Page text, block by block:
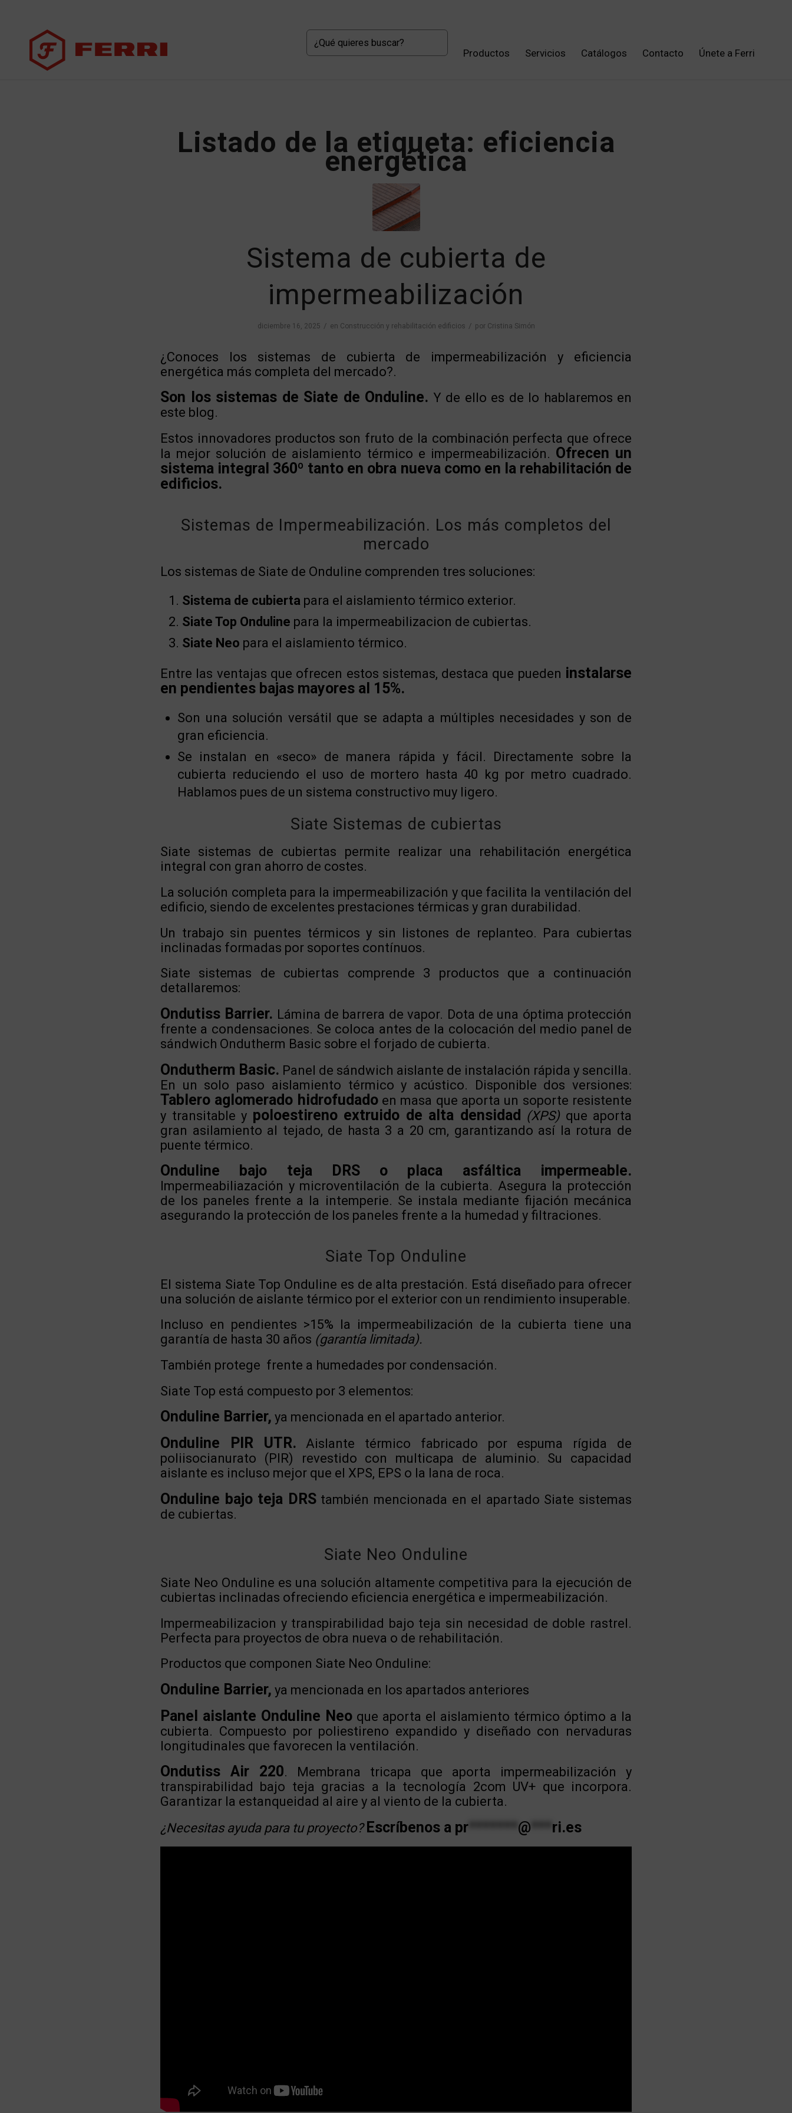
Productos Servicios Catálogos Contacto Únete a Ferri
Listado de la etiqueta: eficiencia
energética
Sistema de cubierta de
impermeabilización
diciembre 16, 2025 / en Construcción y rehabilitación edificios / por Cristina Simón
¿Conoces los sistemas de cubierta de impermeabilización y eficiencia
energética más completa del mercado?.
Son los sistemas de Siate de Onduline. Y de ello es de lo hablaremos en
este blog.
Estos innovadores productos son fruto de la combinación perfecta que ofrece
la mejor solución de aislamiento térmico e impermeabilización. Ofrecen un
sistema integral 360º tanto en obra nueva como en la rehabilitación de
edificios.
Sistemas de Impermeabilización. Los más completos del
mercado
Los sistemas de Siate de Onduline comprenden tres soluciones:
Sistema de cubierta para el aislamiento térmico exterior.
Siate Top Onduline para la impermeabilizacion de cubiertas.
Siate Neo para el aislamiento térmico.
Entre las ventajas que ofrecen estos sistemas, destaca que pueden instalarse
en pendientes bajas mayores al 15%.
Son una solución versátil que se adapta a múltiples necesidades y son de
gran eficiencia.
Se instalan en «seco» de manera rápida y fácil. Directamente sobre la
cubierta reduciendo el uso de mortero hasta 40 kg por metro cuadrado.
Hablamos pues de un sistema constructivo muy ligero.
Siate Sistemas de cubiertas
Siate sistemas de cubiertas permite realizar una rehabilitación energética
integral con gran ahorro de costes.
La solución completa para la impermeabilización y que facilita la ventilación del
edificio, siendo de excelentes prestaciones térmicas y gran durabilidad.
Un trabajo sin puentes térmicos y sin listones de replanteo. Para cubiertas
inclinadas formadas por soportes contínuos.
Siate sistemas de cubiertas comprende 3 productos que a continuación
detallaremos:
Ondutiss Barrier. Lámina de barrera de vapor. Dota de una óptima protección
frente a condensaciones. Se coloca antes de la colocación del medio panel de
sándwich Ondutherm Basic sobre el forjado de cubierta.
Ondutherm Basic. Panel de sándwich aislante de instalación rápida y sencilla.
En un solo paso aislamiento térmico y acústico. Disponible dos versiones:
Tablero aglomerado hidrofudadoen masa que aporta un soporte resistente
y transitable y poloestireno extruido de alta densidad (XPS) que aporta
gran asilamiento al tejado, de hasta 3 a 20 cm, garantizando así la rotura de
puente térmico.
Onduline bajo teja DRS o placa asfáltica impermeable.
Impermeabiliazación y microventilación de la cubierta. Asegura la protección
de los paneles frente a la intemperie. Se instala mediante fijación mecánica
asegurando la protección de los paneles frente a la humedad y filtraciones.
Siate Top Onduline
El sistema Siate Top Onduline es de alta prestación. Está diseñado para ofrecer
una solución de aislante térmico por el exterior con un rendimiento insuperable.
Incluso en pendientes >15% la impermeabilización de la cubierta tiene una
garantía de hasta 30 años (garantía limitada).
También protege frente a humedades por condensación.
Siate Top está compuesto por 3 elementos:
Onduline Barrier, ya mencionada en el apartado anterior.
Onduline PIR UTR. Aislante térmico fabricado por espuma rígida de
poliisocianurato (PIR) revestido con multicapa de aluminio. Su capacidad
aislante es incluso mejor que el XPS, EPS o la lana de roca.
Onduline bajo teja DRStambién mencionada en el apartado Siate sistemas
de cubiertas.
Siate Neo Onduline
Siate Neo Onduline es una solución altamente competitiva para la ejecución de
cubiertas inclinadas ofreciendo eficiencia energética e impermeabilización.
Impermeabilizacion y transpirabilidad bajo teja sin necesidad de doble rastrel.
Perfecta para proyectos de obra nueva o de rehabilitación.
Productos que componen Siate Neo Onduline:
Onduline Barrier, ya mencionada en los apartados anteriores
Panel aislante Onduline Neo que aporta el aislamiento térmico óptimo a la
cubierta. Compuesto por poliestireno expandido y diseñado con nervaduras
longitudinales que favorecen la ventilación.
Ondutiss Air 220. Membrana tricapa que aporta impermeabilización y
transpirabilidad bajo teja gracias a la tecnología 2com UV+ que incorpora.
Garantizar la estanqueidad al aire y al viento de la cubierta.
¿Necesitas ayuda para tu proyecto? Escríbenos a pr ******* @ *** ri.es